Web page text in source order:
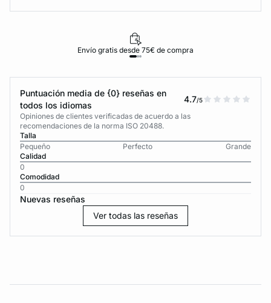
Envío gratis desde 75€ de compra
Puntuación media de {0} reseñas en
todos los idiomas
4.7/5
Opiniones de clientes verificadas de acuerdo a las
recomendaciones de la norma ISO 20488.
Talla
Pequeño
Perfecto
Grande
Calidad
0
Comodidad
0
Nuevas reseñas
Ver todas las reseñas